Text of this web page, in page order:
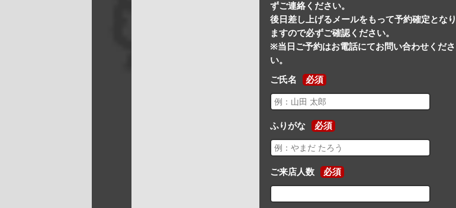
ずご連絡ください。
後日差し上げるメールをもって予約確定となり
ますので必ずご確認ください。
※当日ご予約はお電話にてお問い合わせくださ
い。
ご氏名 必須
ふりがな 必須
ご来店人数 必須